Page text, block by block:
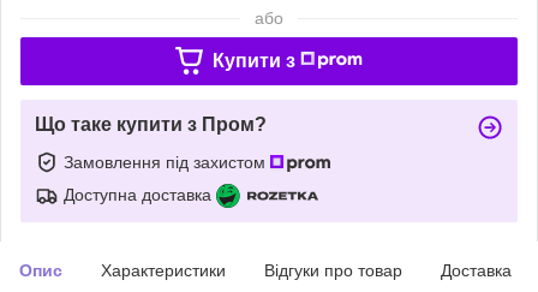
або
Купити з
Що таке купити з Пром?
Замовлення під захистом
Доступна доставка
Опис Характеристики Відгуки про товар Доставка